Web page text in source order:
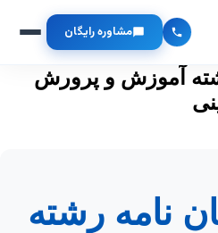
مشاوره رایگان
آموزش و پرورش
نامه رشته